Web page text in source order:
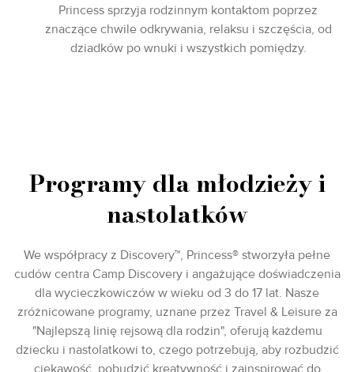
Princess sprzyja rodzinnym kontaktom poprzez
znaczące chwile odkrywania, relaksu i szczęścia, od
dziadków po wnuki i wszystkich pomiędzy.
Programy dla młodzieży i
nastolatków
We współpracy z Discovery™, Princess® stworzyła pełne
cudów centra Camp Discovery i angażujące doświadczenia
dla wycieczkowiczów w wieku od 3 do 17 lat. Nasze
zróżnicowane programy, uznane przez Travel & Leisure za
"Najlepszą linię rejsową dla rodzin", oferują każdemu
dziecku i nastolatkowi to, czego potrzebują, aby rozbudzić
ciekawość, pobudzić kreatywność i zainspirować do